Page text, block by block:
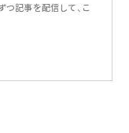
つ記事を配信して、こ